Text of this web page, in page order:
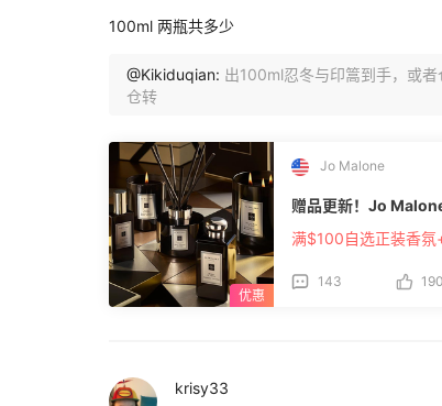
100ml 两瓶共多少
@Kikiduqian: 出100ml忍冬与印篙到手，或
仓转
Jo Malone
赠品更新！Jo
满$100自选正装香氛
143
krisy33